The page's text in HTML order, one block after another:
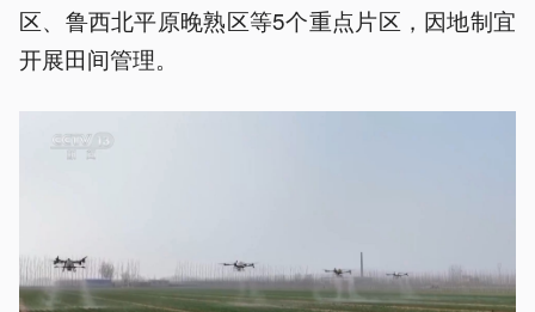
区、鲁西北平原晚熟区等5个重点片区，因地制宜
开展田间管理。